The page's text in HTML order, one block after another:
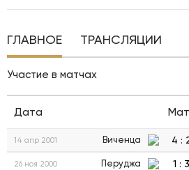
ГЛАВНОЕ ТРАНСЛЯЦИИ
Участие в матчах
Дата
14 апр 2001 Виченца 4 :
26 ноя 2000 Перуджа 1 : 3